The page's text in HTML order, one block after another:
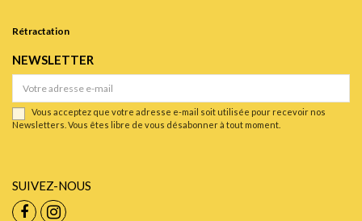
Rétractation
NEWSLETTER
Vous acceptez que votre adresse e-mail soit utilisée pour recevoir nos
Newsletters. Vous êtes libre de vous désabonner à tout moment.
SUIVEZ-NOUS